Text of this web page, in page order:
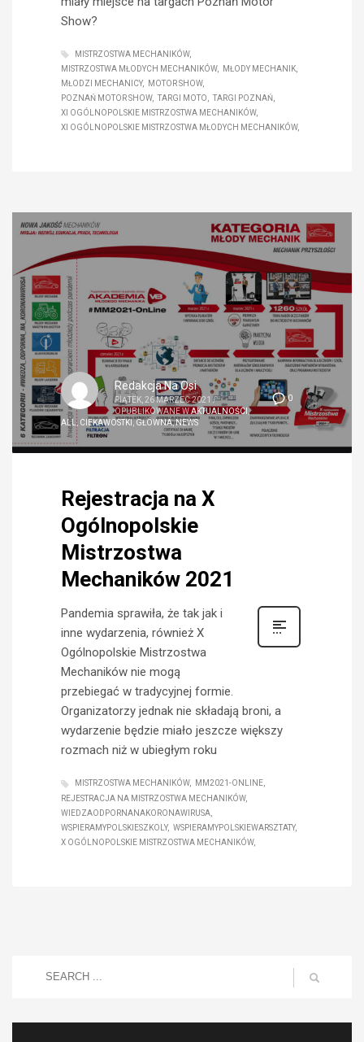
Show?
MISTRZOSTWA MECHANIKÓW
MISTRZOSTWA MŁODYCH MECHANIKÓW
MŁODY MECHANIK
MŁODZI MECHANICY
MOTOR SHOW
POZNAŃ MOTOR SHOW
TARGI MOTO
TARGI POZNAŃ
XI OGÓLNOPOLSKIE MISTRZOSTWA MECHANIKÓW
XI OGÓLNOPOLSKIE MISTRZOSTWA MŁODYCH MECHANIKÓW
0
Redakcja Na Osi
PIĄTEK, 26 MARZEC 2021 /
OPUBLIKOWANE WAKTUALNOŚCI ,
ALL, CIEKAWOSTKI, GŁÓWNA,NEWS
Rejestracja na X
Ogólnopolskie
Mistrzostwa
Mechaników 2021
Pandemia sprawiła, że tak jak i
inne wydarzenia, również X
Ogólnopolskie Mistrzostwa
Mechaników nie mogą
przebiegać w tradycyjnej formie.
Organizatorzy jednak nie składają broni, a
wydarzenie będzie miało jeszcze większy
rozmach niż w ubiegłym roku
MISTRZOSTWA MECHANIKÓW
MM2021-ONLINE
REJESTRACJA NA MISTRZOSTWA MECHANIKÓW
WIEDZAODPORNANAKORONAWIRUSA
WSPIERAMYPOLSKIESZKOLY
WSPIERAMYPOLSKIEWARSZTATY
X OGÓLNOPOLSKIE MISTRZOSTWA MECHANIKÓW